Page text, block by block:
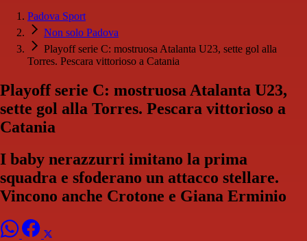
Padova Sport
Non solo Padova
Playoff serie C: mostruosa Atalanta U23, sette gol alla
Torres. Pescara vittorioso a Catania
Playoff serie C: mostruosa Atalanta U23,
sette gol alla Torres. Pescara vittorioso a
Catania
I baby nerazzurri imitano la prima
squadra e sfoderano un attacco stellare.
Vincono anche Crotone e Giana Erminio